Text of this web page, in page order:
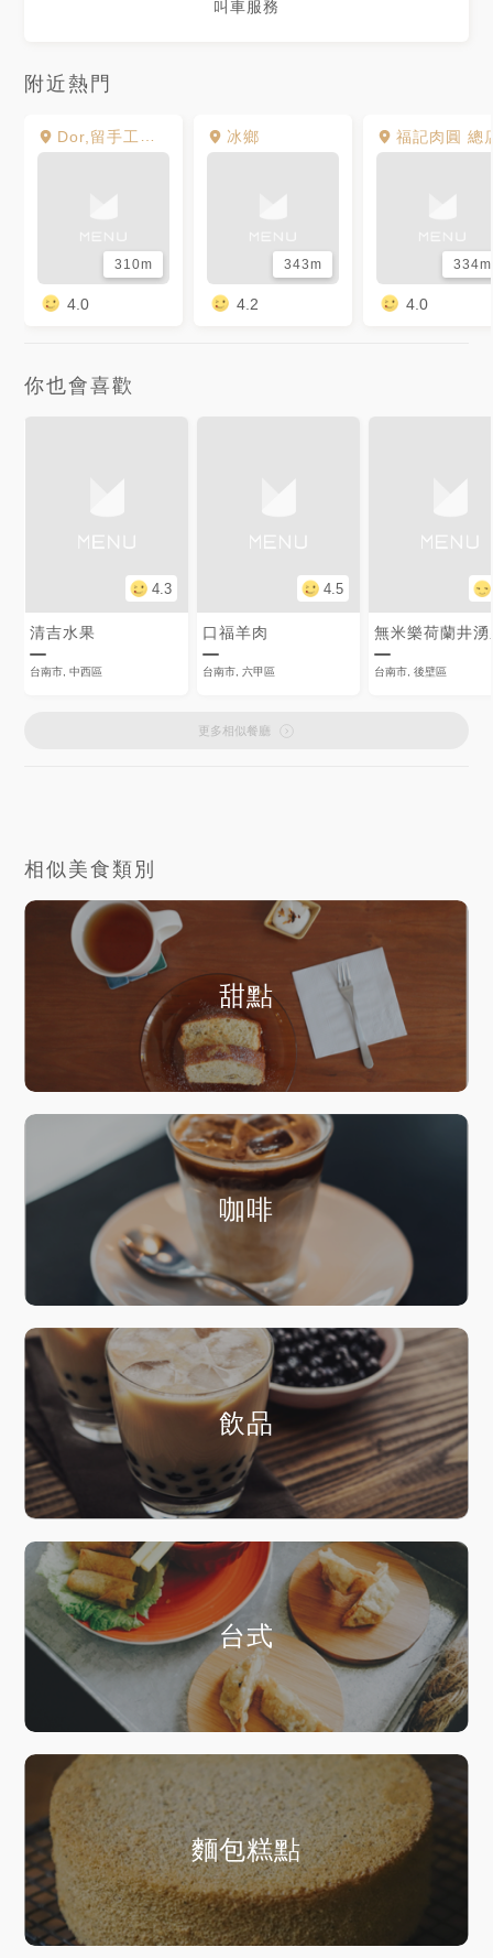
叫車服務
附近熱門
Dor,留手工義大利麵 友愛店
310m
4.0
冰鄉
343m
4.2
福記肉圓 總
334m
4.0
你也會喜歡
4.3
清吉水果
台南市, 中西區
4.5
口福羊肉
台南市, 六甲區 台南市, 後壁區
更多相似餐廳
相似美食類別
甜點
咖啡
飲品
台式
麵包糕點